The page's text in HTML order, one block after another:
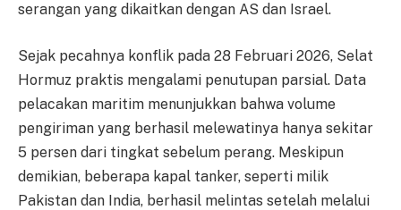
serangan yang dikaitkan dengan AS dan Israel.
Sejak pecahnya konflik pada 28 Februari 2026, Selat
Hormuz praktis mengalami penutupan parsial. Data
pelacakan maritim menunjukkan bahwa volume
pengiriman yang berhasil melewatinya hanya sekitar
5 persen dari tingkat sebelum perang. Meskipun
demikian, beberapa kapal tanker, seperti milik
Pakistan dan India, berhasil melintas setelah melalui